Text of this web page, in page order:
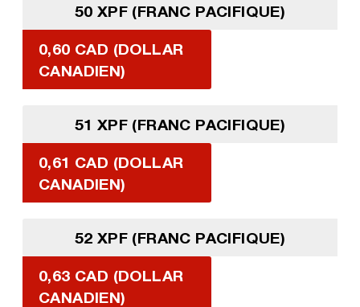
50 XPF (FRANC PACIFIQUE)
0,60 CAD (DOLLAR
CANADIEN)
51 XPF (FRANC PACIFIQUE)
0,61 CAD (DOLLAR
CANADIEN)
52 XPF (FRANC PACIFIQUE)
0,63 CAD (DOLLAR
CANADIEN)